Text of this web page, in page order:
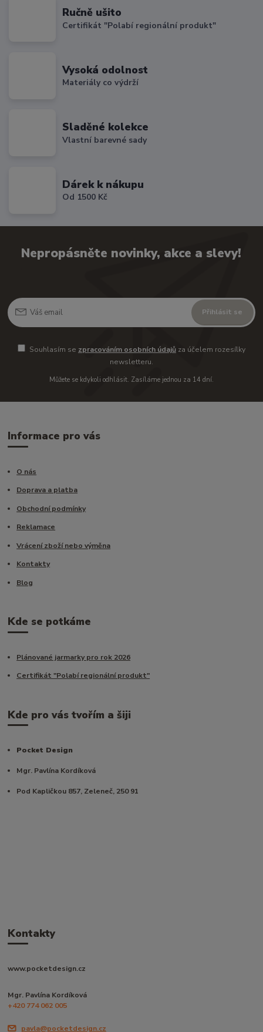
Ručně ušito
Certifikát "Polabí regionální produkt"
Vysoká odolnost
Materiály co výdrží
Sladěné kolekce
Vlastní barevné sady
Dárek k nákupu
Od 1500 Kč
Nepropásněte novinky, akce a slevy!
Přihlásit se
Souhlasím se zpracováním osobních údajůza účelem rozesílky
newsletteru.
Můžete se kdykoli odhlásit. Zasíláme jednou za 14 dní.
Informace pro vás
O nás
Doprava a platba
Obchodní podmínky
Reklamace
Vrácení zboží nebo výměna
Kontakty
Blog
Kde se potkáme
Plánované jarmarky pro rok 2026
Certifikát "Polabí regionální produkt"
Kde pro vás tvořím a šiji
Pocket Design
Mgr. Pavlína Kordíková
Pod Kapličkou 857, Zeleneč, 250 91
Kontakty
www.pocketdesign.cz
Mgr. Pavlína Kordíková
+420 774 062 005
pavla@pocketdesign.cz